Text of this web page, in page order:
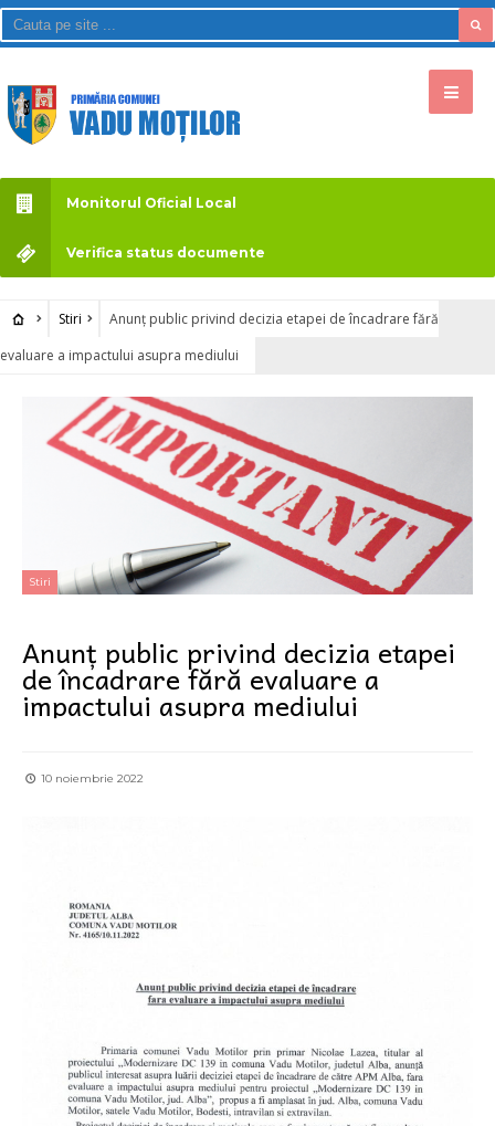
Monitorul Oficial Local
Verifica status documente
Stiri
Anunț public privind decizia etapei de încadrare fără
evaluare a impactului asupra mediului
Stiri
Anunț public privind decizia etapei
de încadrare fără evaluare a
impactului asupra mediului
10 noiembrie 2022